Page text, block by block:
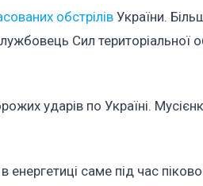
обстрілів України.
Сил
ударів по Україні.
саме під час